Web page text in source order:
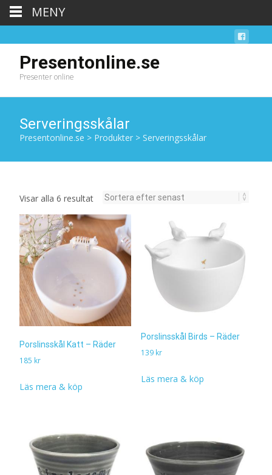
Presentonline.se
Presenter online
Serveringsskålar
Presentonline.se > Produkter > Serveringsskålar
Visar alla 6 resultatSortera
efter
senaste
Porslinsskål Katt – Räder
185 kr
Läs mera & köp
Porslinsskål Birds – Räder
139 kr
Läs mera & köp
MENY